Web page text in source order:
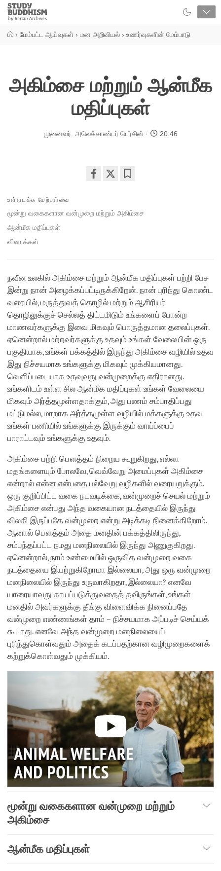
Close
Study
Buddhism
› மேம்பட்ட ஆய்வுகள் › மன அறிவியல் › உணர்வுகளின் மேம்பாடு
அகிம்சை மற்றும் ஆன்மீக
மதிப்புகள்
முனைவர். அலெக்சாண்டர் பெர்சின் 20:46
facebook
உள்ளடக்க மேற்பார்வை
மூன்று வகைகளான வன்முறை மற்றும் அகிம்சை
ஆன்மீக மதிப்புகள்
வினாக்கள்
நவீன உலகில் அகிம்சை மற்றும் ஆன்மீக மதிப்புகள் பற்றி பேச
இன்று நான் அழைக்கப்பட்டிருக்கிறேன். நான் புரிந்து கொண்ட
வரையில், மருத்துவத் தொழில் மற்றும் ஆசிரியர்
தொழிலுக்குச் செல்லத் திட்டமிடும் உங்களைப் போன்ற
மாணவர்களுக்கு இவை மிகவும் பொருத்தமான தலைப்புகள்.
ஏனென்றால் மற்றவர்களுக்கு உதவும் உங்கள் வேலையின் ஒரு
பகுதியாக, உங்கள் பக்கத்தில் இருந்து அகிம்சை வழியில் உதவ
இது நிச்சயமாக உங்களுக்கு மிகவும் முக்கியமானது.
வெளிப்படையாக உதவுவது வன்முறைக்கு எதிரானது.
உங்களிடம் உள்ள சில ஆன்மீக மதிப்புகள் உங்கள் வேலையை
மிகவும் அர்த்தமுள்ளதாக்கும், அது பணம் சம்பாதிப்பது
மட்டுமல்ல, மாறாக அர்த்தமுள்ள வழியில் மக்களுக்கு உதவ
உங்கள் பணியில் உங்களுக்கு இருக்கும் வாய்ப்பைப்
பாராட்டவும் உங்களுக்கு உதவும்.
அகிம்சை பற்றி பௌத்தம் நிறைய கூறுகிறது, எல்லா
மதங்களையும் போலவே, வெவ்வேறு அமைப்புகள் அகிம்சை
என்றால் என்ன என்பதை பல்வேறு வழிகளில் வரையறுக்கும்.
ஒரு குறிப்பிட்ட வகை நடவடிக்கை, வன்முறைச் செயல் மற்றும்
அகிம்சை என்பது அந்த வகையான நடத்தையில் இருந்து
விலகி இருப்பதே வன்முறை என்று அடிக்கடி நினைக்கிறோம்.
ஆனால் பௌத்தம் அதை மனதின் பக்கத்திலிருந்து,
சம்பந்தப்பட்ட நமது மனநிலையில் இருந்து அணுகுகிறது.
ஏனென்றால், நாம் உண்மையில் ஒருவித வன்முறை வகை
நடத்தையை இயற்றுகிறோமா இல்லையா, அது ஒரு வன்முறை
மனநிலையில் இருந்து உருவாகிறதா, இல்லையா? எனவே
யாரையாவது காயப்படுத்துவதைத் தவிருங்கள், உங்கள்
மனதில் அவர்களுக்கு தீங்கு விளைவிக்க நினைப்பதே
வன்முறை எண்ணங்கள் தாம் – நிச்சயமாக அப்படிச் செய்யக்
கூடாது. எனவே அந்த வன்முறை மனநிலையைப்
புரிந்துகொள்வதும் அதைக் கடப்பதற்கான வழிமுறைகளைக்
கற்றுக்கொள்வதும் முக்கியம்.
மூன்று வகைகளான வன்முறை மற்றும்
அகிம்சை
ஆன்மீக மதிப்புகள்